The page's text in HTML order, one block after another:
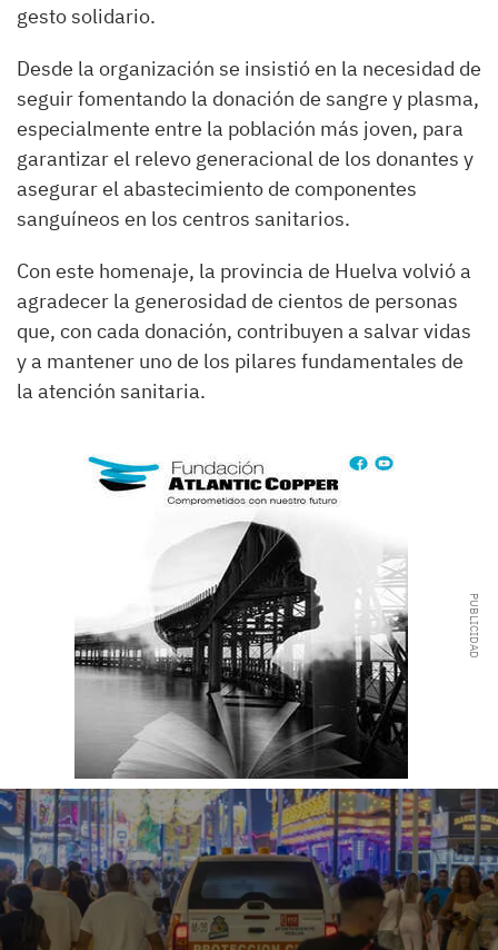
gesto solidario.
Desde la organización se insistió en la necesidad de
seguir fomentando la donación de sangre y plasma,
especialmente entre la población más joven, para
garantizar el relevo generacional de los donantes y
asegurar el abastecimiento de componentes
sanguíneos en los centros sanitarios.
Con este homenaje, la provincia de Huelva volvió a
agradecer la generosidad de cientos de personas
que, con cada donación, contribuyen a salvar vidas
y a mantener uno de los pilares fundamentales de
la atención sanitaria.